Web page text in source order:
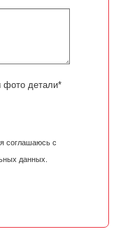
фото детали*
соглашаюсь с
данных.